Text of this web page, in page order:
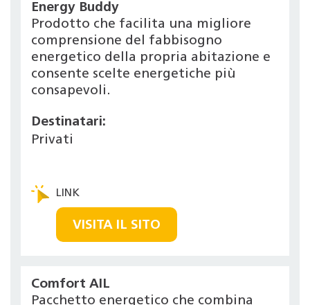
Energy Buddy
Prodotto che facilita una migliore
comprensione del fabbisogno
energetico della propria abitazione e
consente scelte energetiche più
consapevoli.
Destinatari:
Privati
VISITA IL SITO
Comfort AIL
Pacchetto energetico che combina